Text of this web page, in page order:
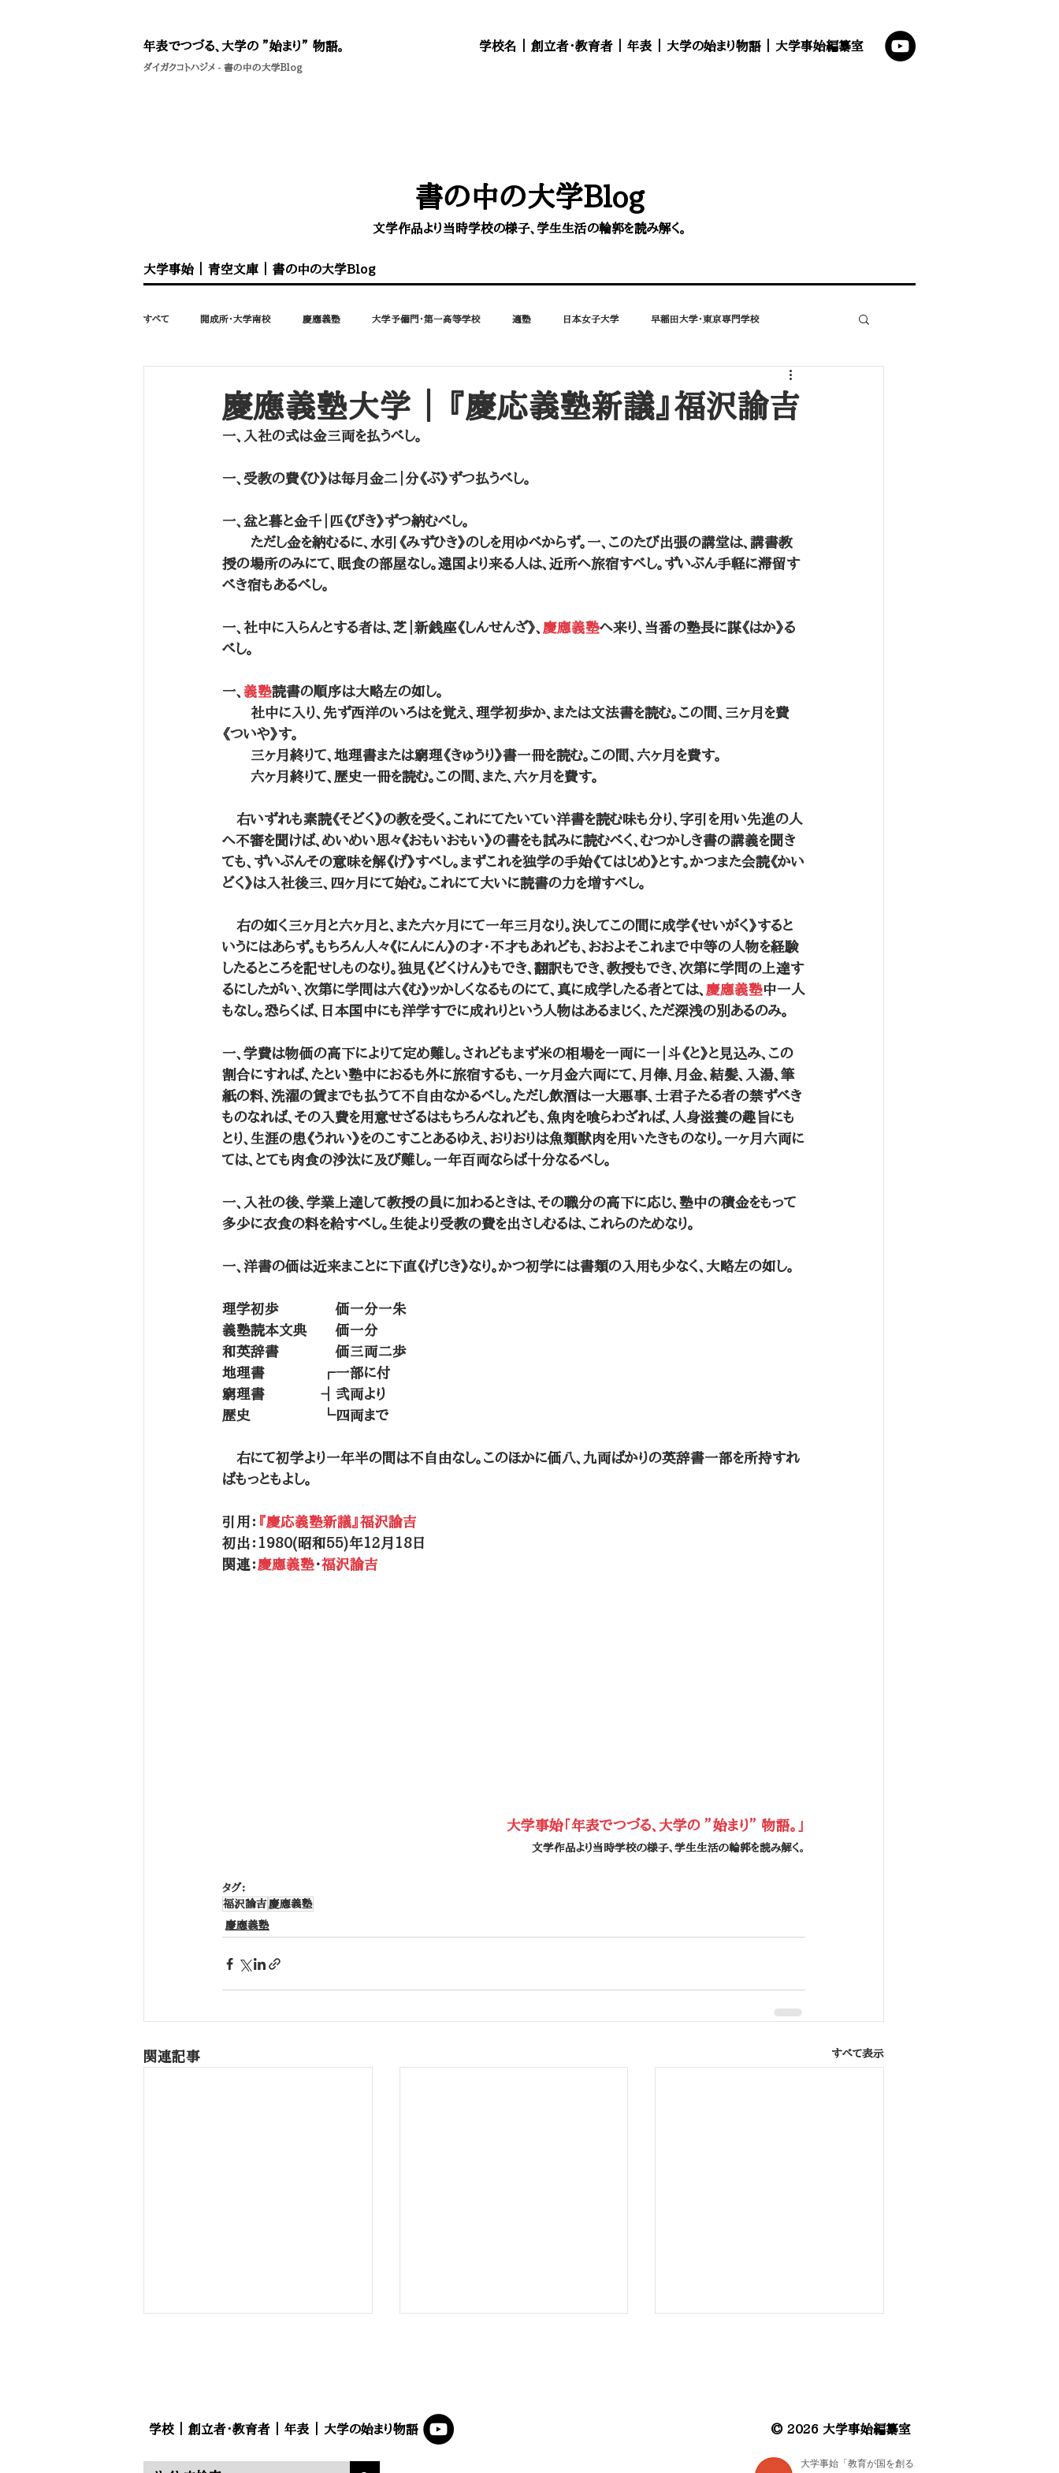
年表でつづる、大学の ”始まり” 物語。 学校名 創立者・教育者 年表 大学の始まり物語 大学事始編纂室
ダイガクコトハジメ - 書の中の大学Blog
書の中の大学Blog
文学作品より当時学校の様子、学生生活の輪郭を読み解く。
大学事始 青空文庫 書の中の大学Blog
すべて 開成所・大学南校 慶應義塾 大学予備門・第一高等学校 適塾 日本女子大学 早稲田大学・東京専門学校
慶應義塾大学 ｜ ​『慶応義塾新議』福沢諭吉
一、入社の式は金三両を払うべし。
一、受教の費《ひ》は毎月金二｜分《ぶ》ずつ払うべし。
一、盆と暮と金千｜匹《びき》ずつ納むべし。
ただし金を納むるに、水引《みずひき》のしを用ゆべからず。一、このたび出張の講堂は、講書教
授の場所のみにて、眠食の部屋なし。遠国より来る人は、近所へ旅宿すべし。ずいぶん手軽に滞留す
べき宿もあるべし。
一、社中に入らんとする者は、芝｜新銭座《しんせんざ》、 慶應義塾へ来り、当番の塾長に謀《はか》る
べし。
一、 義塾読書の順序は大略左の如し。
社中に入り、先ず西洋のいろはを覚え、理学初歩か、または文法書を読む。この間、三ヶ月を費
《ついや》す。
三ヶ月終りて、地理書または窮理《きゅうり》書一冊を読む。この間、六ヶ月を費す。
六ヶ月終りて、歴史一冊を読む。この間、また、六ヶ月を費す。
右いずれも素読《そどく》の教を受く。これにてたいてい洋書を読む味も分り、字引を用い先進の人
へ不審を聞けば、めいめい思々《おもいおもい》の書をも試みに読むべく、むつかしき書の講義を聞き
ても、ずいぶんその意味を解《げ》すべし。まずこれを独学の手始《てはじめ》とす。かつまた会読《かい
どく》は入社後三、四ヶ月にて始む。これにて大いに読書の力を増すべし。
右の如く三ヶ月と六ヶ月と、また六ヶ月にて一年三月なり。決してこの間に成学《せいがく》すると
いうにはあらず。もちろん人々《にんにん》の才・不才もあれども、おおよそこれまで中等の人物を経験
したるところを記せしものなり。独見《どくけん》もでき、翻訳もでき、教授もでき、次第に学問の上達す
るにしたがい、次第に学問は六《む》ッかしくなるものにて、真に成学したる者とては、 慶應義塾中一人
もなし。恐らくば、日本国中にも洋学すでに成れりという人物はあるまじく、ただ深浅の別あるのみ。
一、学費は物価の高下によりて定め難し。されどもまず米の相場を一両に一｜斗《と》と見込み、この
割合にすれば、たとい塾中におるも外に旅宿するも、一ヶ月金六両にて、月俸、月金、結髪、入湯、筆
紙の料、洗濯の賃までも払うて不自由なかるべし。ただし飲酒は一大悪事、士君子たる者の禁ずべき
ものなれば、その入費を用意せざるはもちろんなれども、魚肉を喰らわざれば、人身滋養の趣旨にも
とり、生涯の患《うれい》をのこすことあるゆえ、おりおりは魚類獣肉を用いたきものなり。一ヶ月六両に
ては、とても肉食の沙汰に及び難し。一年百両ならば十分なるべし。
一、入社の後、学業上達して教授の員に加わるときは、その職分の高下に応じ、塾中の積金をもって
多少に衣食の料を給すべし。生徒より受教の費を出さしむるは、これらのためなり。
一、洋書の価は近来まことに下直《げじき》なり。かつ初学には書類の入用も少なく、大略左の如し。
理学初歩　　　　価一分一朱
義塾読本文典　　価一分
和英辞書　　　　価三両二歩
地理書　　　　┌一部に付
窮理書　　　　┤弐両より
歴史　　　　　└四両まで
右にて初学より一年半の間は不自由なし。このほかに価八、九両ばかりの英辞書一部を所持すれ
ばもっともよし。
引用： 『慶応義塾新議』福沢諭吉
初出：1980(昭和55)年12月18日
関連： 慶應義塾・福沢諭吉
大学事始「年表でつづる、大学の ”始まり” 物語。」
文学作品より当時学校の様子、学生生活の輪郭を読み解く。
タグ：
福沢諭吉慶應義塾
慶應義塾
関連記事 すべて表示
慶応義塾 ｜ ​『福翁自伝』福沢諭 慶応義塾 ｜ ​『福翁自伝』福沢諭
学校｜ 創立者・教育者｜ 年表 大学の始まり物語 © 2026 大学事始編纂室